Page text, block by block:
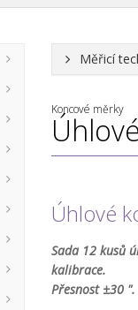
Měřicí
Koncové měrky
Úhlové
Sada 12 kusů
kalibrace.
Přesnost ±30 ".